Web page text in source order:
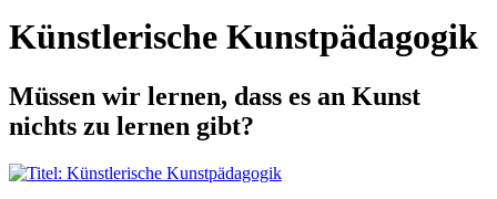
Künstlerische Kunstpädagogik
Müssen wir lernen, dass es an Kunst
nichts zu lernen gibt?